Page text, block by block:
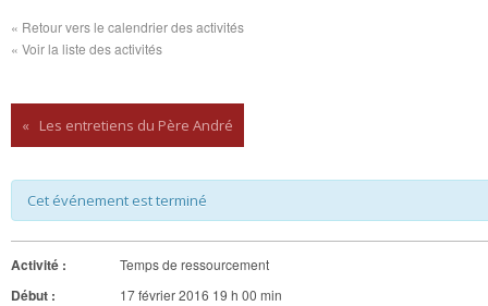
« Retour vers le calendrier des activités
« Voir la liste des activités
« Les entretiens du Père André
Cet événement est terminé
Activité : Temps de ressourcement
Début : 17 février 2016 19 h 00 min